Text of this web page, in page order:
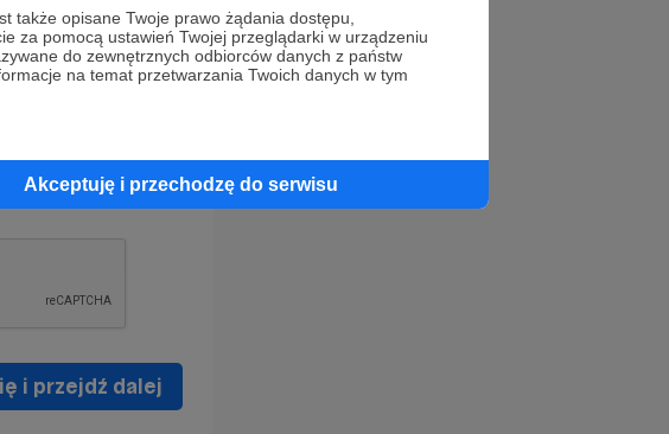
także opisane Twoje prawo żądania dostępu,
za pomocą ustawień Twojej przeglądarki w urządzeniu
do zewnętrznych odbiorców danych z państw
na temat przetwarzania Twoich danych w tym
Akceptuję i przechodzę do serwisu
moich danych
rejestracyjnym w celu
Patronite.
Opcja ta może zostać
i przejdź dalej